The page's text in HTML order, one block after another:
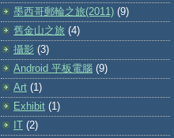
墨西哥郵輪之旅(2011) (9)
舊金山之旅 (4)
攝影 (3)
Android 平板電腦 (9)
Art (1)
Exhibit (1)
(2)